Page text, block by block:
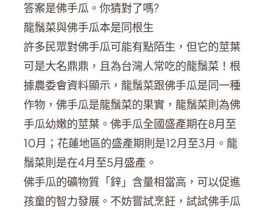
答案是佛手瓜。你猜對了嗎?
龍鬚菜與佛手瓜本是同根生
許多民眾對佛手瓜可能有點陌生，但它的莖葉
可是大名鼎鼎，且為台灣人常吃的龍鬚菜！根
據農委會資料顯示，龍鬚菜跟佛手瓜是同一種
作物，佛手瓜是龍鬚菜的果實，龍鬚菜則為佛
手瓜幼嫩的莖葉。佛手瓜全國盛產期在8月至
10月；花蓮地區的盛產期則是12月至3月。龍
鬚菜則是在4月至5月盛產。
佛手瓜的礦物質「鋅」含量相當高，可以促進
孩童的智力發展。不妨嘗試烹飪，試試佛手瓜